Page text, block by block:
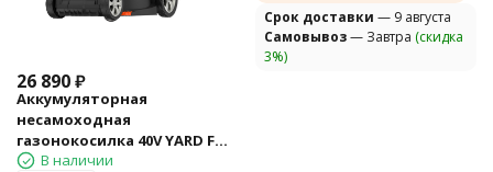
26 890₽
Аккумуляторная
несамоходная
газонокосилка 40V YARD FOX
EL 4045 B SET
В наличии
Cрок доставки — 9 августа
Самовывоз— Завтра (скидка
3%)